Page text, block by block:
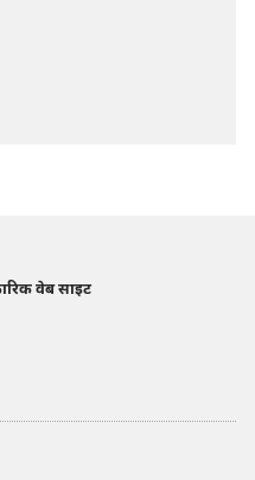
वेब साइट